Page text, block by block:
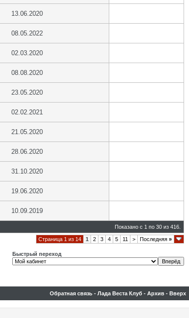
13.06.2020
08.05.2022
02.03.2020
08.08.2020
23.05.2020
02.02.2021
21.05.2020
28.06.2020
31.10.2020
19.06.2020
10.09.2019
Показано с 1 по 30 из 416.
Страница 1 из 14 1 2 3 4 5 11 > Последняя »
Быстрый переход
Обратная связь - Лада Веста Клуб - Архив - Вверх